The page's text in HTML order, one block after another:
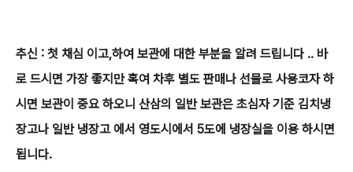
추신 : 첫 채심 이고,하여 보관에 대한 부분을 알려 드립니다 .. 바
로 드시면 가장 좋지만 혹여 차후 별도 판매나 선물로 사용코자 하
시면 보관이 중요 하오니 산삼의 일반 보관은 초심자 기준 김치냉
장고나 일반 냉장고 에서 영도시에서 5도에 냉장실을 이용 하시면
됩니다.